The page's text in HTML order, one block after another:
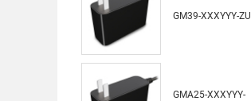
GM39-XXXYYY-ZU
GMA25-XXXYYY-